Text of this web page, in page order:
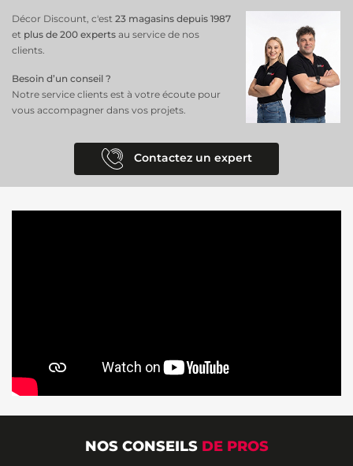
Décor Discount, c'est 23 magasins depuis 1987
et plus de 200 experts au service de nos
clients.
Besoin d’un conseil ?
Notre service clients est à votre écoute pour
vous accompagner dans vos projets.
Contactez un expert
NOS CONSEILS DE PROS